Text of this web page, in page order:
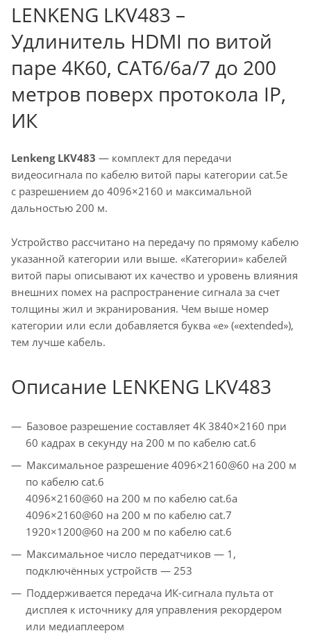
LENKENG LKV483 –
Удлинитель HDMI по витой
паре 4K60, CAT6/6a/7 до 200
метров поверх протокола IP,
ИК
Lenkeng LKV483 — комплект для передачи
видеосигнала по кабелю витой пары категории cat.5e
с разрешением до 4096×2160 и максимальной
дальностью 200 м.
Устройство рассчитано на передачу по прямому кабелю
указанной категории или выше. «Категории» кабелей
витой пары описывают их качество и уровень влияния
внешних помех на распространение сигнала за счет
толщины жил и экранирования. Чем выше номер
категории или если добавляется буква «e» («extended»),
тем лучше кабель.
Описание LENKENG LKV483
Базовое разрешение составляет 4K 3840×2160 при
60 кадрах в секунду на 200 м по кабелю cat.6
Максимальное разрешение 4096×2160@60 на 200 м
по кабелю cat.6
4096×2160@60 на 200 м по кабелю cat.6a
4096×2160@60 на 200 м по кабелю cat.7
1920×1200@60 на 200 м по кабелю cat.6
Максимальное число передатчиков — 1,
подключённых устройств — 253
Поддерживается передача ИК-сигнала пульта от
дисплея к источнику для управления рекордером
или медиаплеером